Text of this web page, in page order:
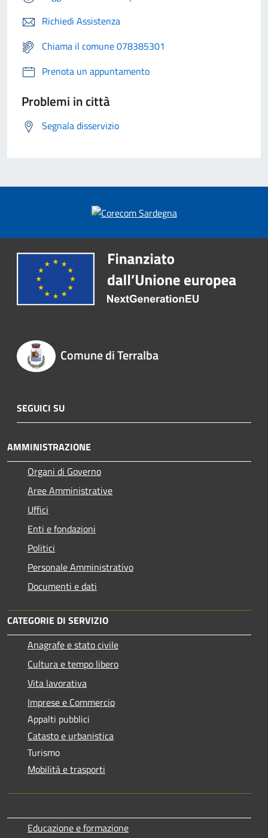
Richiedi Assistenza
Chiama il comune 078385301
Prenota un appuntamento
Problemi in città
Segnala disservizio
Comune di Terralba
SEGUICI SU
AMMINISTRAZIONE
Organi di Governo
Aree Amministrative
Uffici
Enti e fondazioni
Politici
Personale Amministrativo
Documenti e dati
CATEGORIE DI SERVIZIO
Anagrafe e stato civile
Cultura e tempo libero
Vita lavorativa
Imprese e Commercio
Appalti pubblici
Catasto e urbanistica
Turismo
Mobilità e trasporti
Educazione e formazione